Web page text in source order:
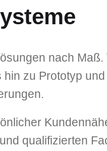
nach
zu Prototyp
qualifizierten